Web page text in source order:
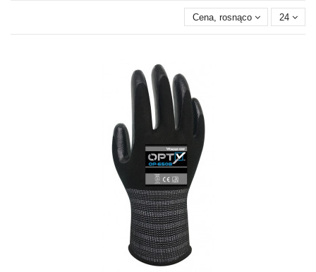
Cena, rosnąco 24